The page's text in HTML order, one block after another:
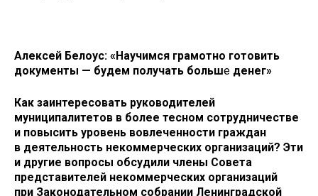
Алексей Белоус: «Научимся грамотно готовить
документы — будем получать больше денег»
Как заинтересовать руководителей
муниципалитетов в более тесном сотрудничестве
и повысить уровень вовлеченности граждан
в деятельность некоммерческих организаций? Эти
и другие вопросы обсудили члены Совета
представителей некоммерческих организаций
при Законодательном собрании Ленинградской